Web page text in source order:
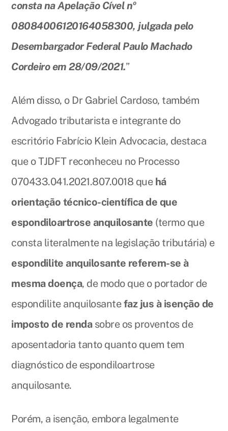
consta na Apelação Cível nº
08084006120164058300, julgada pelo
Desembargador Federal Paulo Machado
Cordeiro em 28/09/2021.”
Além disso, o Dr Gabriel Cardoso, também
Advogado tributarista e integrante do
escritório Fabrício Klein Advocacia, destaca
que o TJDFT reconheceu no Processo
070433.041.2021.807.0018 que há
orientação técnico-científica de que
espondiloartrose anquilosante (termo que
consta literalmente na legislação tributária) e
espondilite anquilosante referem-se à
mesma doença, de modo que o portador de
espondilite anquilosantefaz jus à isenção de
imposto de rendasobre os proventos de
aposentadoria tanto quanto quem tem
diagnóstico de espondiloartrose
anquilosante.
Porém, a isenção, embora legalmente